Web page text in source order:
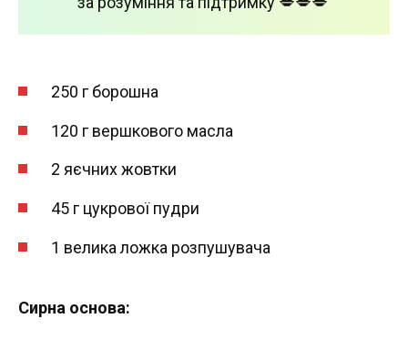
250 г борошна
120 г вершкового масла
2 яєчних жовтки
45 г цукрової пудри
1 велика ложка розпушувача
Сирна основа: